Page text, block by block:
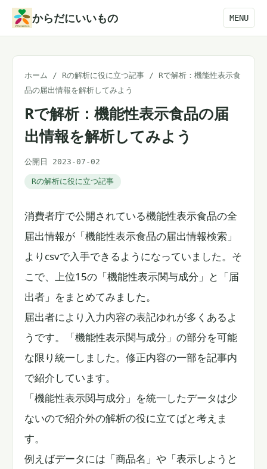
からだにいいもの MENU
ホーム / Rの解析に役に立つ記事 /
Rで解析：機能性表示食
品の届出情報を解析してみよう
Rで解析：機能性表示食品の届
出情報を解析してみよう
公開日 2023-07-02
Rの解析に役に立つ記事
消費者庁で公開されている機能性表示食品の全
届出情報が「機能性表示食品の届出情報検索」
よりcsvで入手できるようになっていました。そ
こで、上位15の「機能性表示関与成分」と「届
出者」をまとめてみました。
届出者により入力内容の表記ゆれが多くあるよ
うです。「機能性表示関与成分」の部分を可能
な限り統一しました。修正内容の一部を記事内
で紹介しています。
「機能性表示関与成分」を統一したデータは少
ないので紹介外の解析の役に立てばと考えま
す。
例えばデータには「商品名」や「表示しようと